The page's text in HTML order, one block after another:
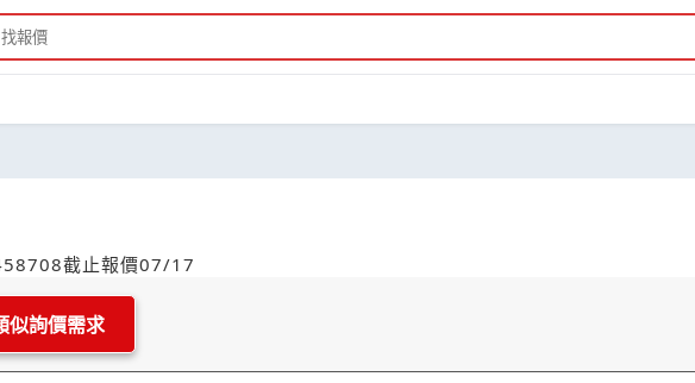
截止報價07/17
似詢價需求